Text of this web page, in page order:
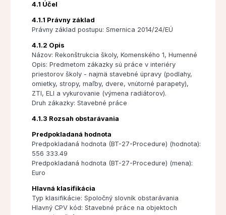
4.1 Účel
4.1.1 Právny základ
Právny základ postupu: Smernica 2014/24/EÚ
4.1.2 Opis
Názov: Rekonštrukcia školy, Komenského 1, Humenné
Opis: Predmetom zákazky sú práce v interiéry
priestorov školy - najmä stavebné úpravy (podlahy,
omietky, stropy, maľby, dvere, vnútorné parapety),
ZTI, ELI a vykurovanie (výmena radiátorov).
Druh zákazky: Stavebné práce
4.1.3 Rozsah obstarávania
Predpokladaná hodnota
Predpokladaná hodnota (BT-27-Procedure) (hodnota):
556 333.49
Predpokladaná hodnota (BT-27-Procedure) (mena):
Euro
Hlavná klasifikácia
Typ klasifikácie: Spoločný slovník obstarávania
Hlavný CPV kód: Stavebné práce na objektoch